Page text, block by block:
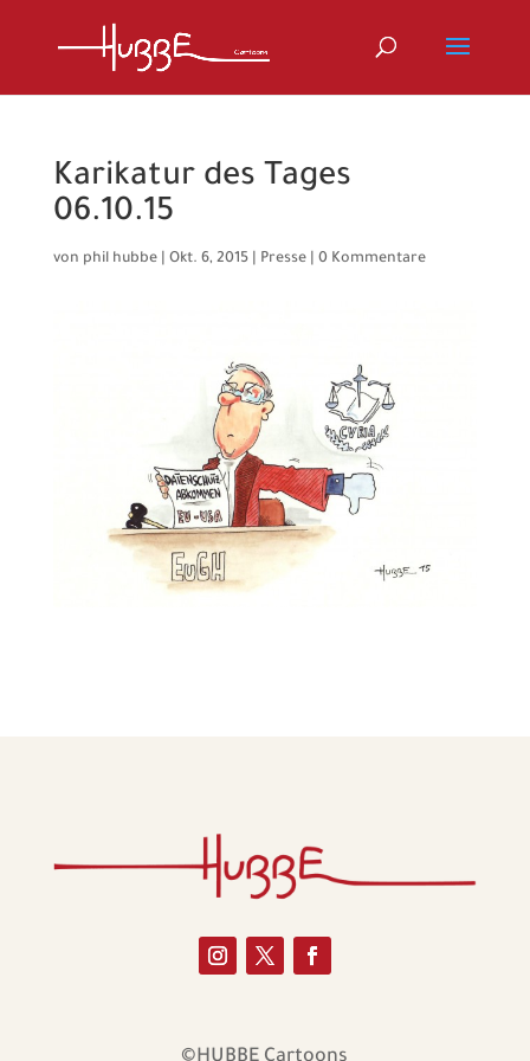
Karikatur des Tages
06.10.15
von phil hubbe| Okt. 6, 2015| Presse| 0 Kommentare